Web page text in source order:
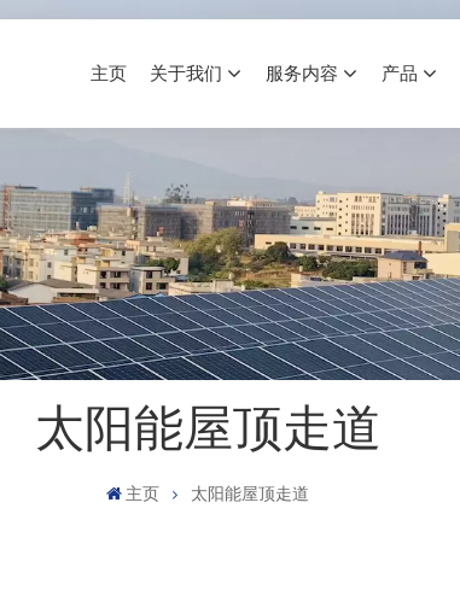
主页 关于我们 服务内容 产品
太阳能屋顶走道
主页 太阳能屋顶走道